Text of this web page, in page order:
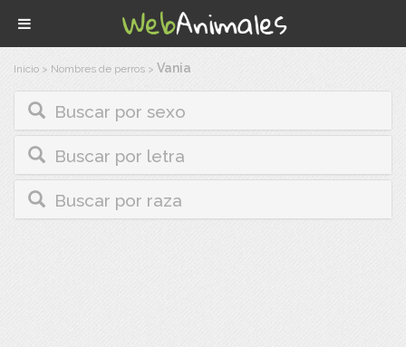
Inicio > Nombres de perros > Vania
Buscar por sexo
Buscar por letra
Buscar por raza